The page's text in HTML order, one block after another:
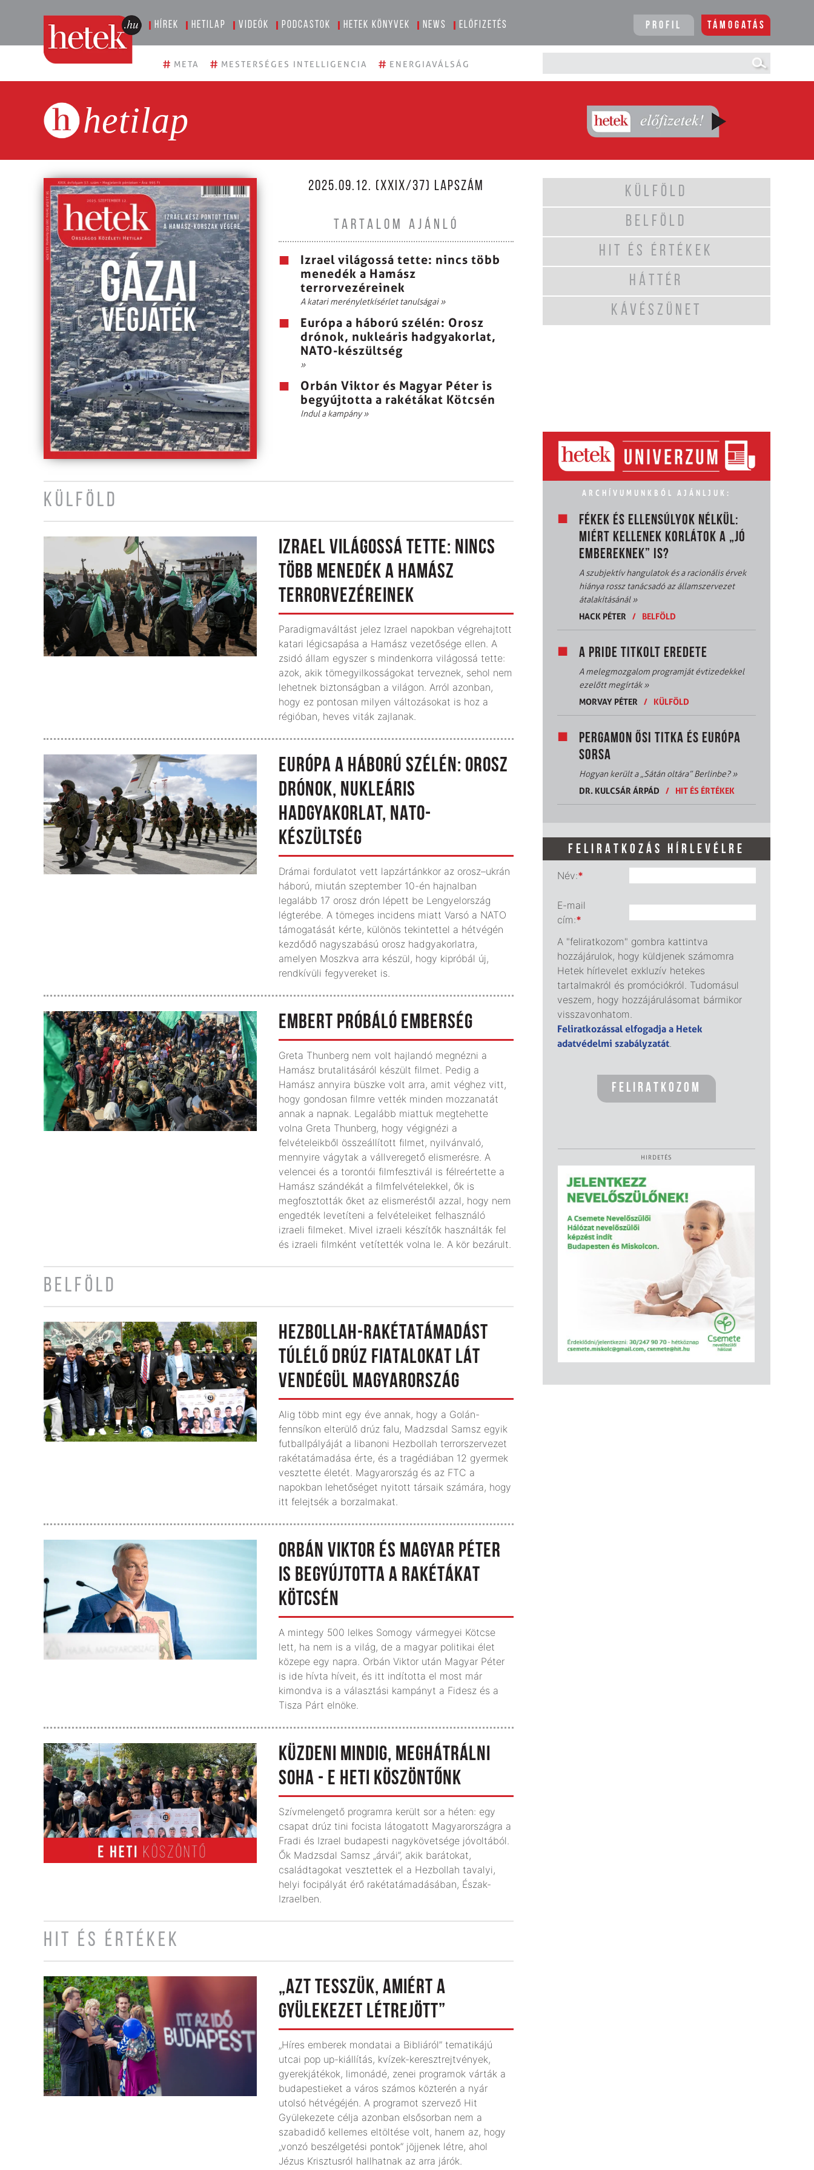
Hírek Hetilap Videók Podcastok Hetek könyvek News Előfizetés Profil Támogatás
# META # MESTERSÉGES INTELLIGENCIA # ENERGIAVÁLSÁG
hetilap
2025.09.12. (XXIX/37) LAPSZÁM
TARTALOM AJÁNLÓ
Izrael világossá tette: nincs több
menedék a Hamász
terrorvezéreinek
A katari merényletkísérlet tanulságai»
Európa a háború szélén: Orosz
drónok, nukleáris hadgyakorlat,
NATO-készültség
»
Orbán Viktor és Magyar Péter is
begyújtotta a rakétákat Kötcsén
Indul a kampány»
KÜLFÖLD
IZRAEL VILÁGOSSÁ TETTE: NINCS
TÖBB MENEDÉK A HAMÁSZ
TERRORVEZÉREINEK
Paradigmaváltást jelez Izrael napokban végrehajtott
katari légicsapása a Hamász vezetősége ellen. A
zsidó állam egyszer s mindenkorra világossá tette:
azok, akik tömegyilkosságokat terveznek, sehol nem
lehetnek biztonságban a világon. Arról azonban,
hogy ez pontosan milyen változásokat is hoz a
régióban, heves viták zajlanak.
EURÓPA A HÁBORÚ SZÉLÉN: OROSZ
DRÓNOK, NUKLEÁRIS
HADGYAKORLAT, NATO-
KÉSZÜLTSÉG
Drámai fordulatot vett lapzártánkkor az orosz–ukrán
háború, miután szeptember 10-én hajnalban
legalább 17 orosz drón lépett be Lengyelország
légterébe. A tömeges incidens miatt Varsó a NATO
támogatását kérte, különös tekintettel a hétvégén
kezdődő nagyszabású orosz hadgyakorlatra,
amelyen Moszkva arra készül, hogy kipróbál új,
rendkívüli fegyvereket is.
EMBERT PRÓBÁLÓ EMBERSÉG
Greta Thunberg nem volt hajlandó megnézni a
Hamász brutalitásáról készült filmet. Pedig a
Hamász annyira büszke volt arra, amit véghez vitt,
hogy gondosan filmre vették minden mozzanatát
annak a napnak. Legalább miattuk megtehette
volna Greta Thunberg, hogy végignézi a
felvételeikből összeállított filmet, nyilvánvaló,
mennyire vágytak a vállveregető elismerésre. A
velencei és a torontói filmfesztivál is félreértette a
Hamász szándékát a filmfelvételekkel, ők is
megfosztották őket az elismeréstől azzal, hogy nem
engedték levetíteni a felvételeiket felhasználó
izraeli filmeket. Mivel izraeli készítők használták fel
és izraeli filmként vetítették volna le. A kör be­zárult.
BELFÖLD
HEZBOLLAH-RAKÉTATÁMADÁST
TÚLÉLŐ DRÚZ FIATALOKAT LÁT
VENDÉGÜL MAGYARORSZÁG
Alig több mint egy éve annak, hogy a Golán-
fennsíkon elterülő drúz falu, Madzsdal Samsz egyik
futballpályáját a libanoni Hezbollah terrorszervezet
rakétatámadása érte, és a tragédiában 12 gyermek
vesztette életét. Magyarország és az FTC a
napokban lehetőséget nyitott társaik számára, hogy
itt felejtsék a borzalmakat.
ORBÁN VIKTOR ÉS MAGYAR PÉTER
IS BEGYÚJTOTTA A RAKÉTÁKAT
KÖTCSÉN
A mintegy 500 lelkes Somogy vármegyei Kötcse
lett, ha nem is a világ, de a magyar politikai élet
közepe egy napra. Orbán Viktor után Magyar Péter
is ide hívta híveit, és itt indította el most már
kimondva is a választási kampányt a Fidesz és a
Tisza Párt elnöke.
KÜZDENI MINDIG, MEGHÁTRÁLNI
SOHA - E HETI KÖSZÖNTŐNK
Szívmelengető programra került sor a héten: egy
csapat drúz tini focista látogatott Magyarországra a
Fradi és Izrael budapesti nagykövetsége jóvoltából.
Ők Madzs­dal Samsz „árvái”, akik barátokat,
családtagokat vesztettek el a Hezbollah tavalyi,
helyi focipályát érő rakétatámadásában, Észak-
Izraelben.
HIT ÉS ÉRTÉKEK
„AZT TESSZÜK, AMIÉRT A
GYÜLEKEZET LÉTREJÖTT”
„Híres emberek mondatai a Bibliáról” tematikájú
utcai pop up-kiállítás, kvízek-keresztrejtvények,
gyerekjátékok, limonádé, zenei programok várták a
budapestieket a város számos közterén a nyár
utolsó hétvégéjén. A programot szervező Hit
Gyülekezete célja azonban elsősorban nem a
szabadidő kellemes eltöltése volt, hanem az, hogy
„vonzó beszélgetési pontok” jöjjenek létre, ahol
Jézus Krisztusról hallhatnak az arra járók.
KÜLFÖLD
BELFÖLD
HIT ÉS ÉRTÉKEK
HÁTTÉR
KÁVÉSZÜNET
ARCHÍVUMUNKBÓL AJÁNLJUK:
FÉKEK ÉS ELLENSÚLYOK NÉLKÜL:
MIÉRT KELLENEK KORLÁTOK A „JÓ
EMBEREKNEK” IS?
A szubjektív hangulatok és a racionális érvek
hiánya rossz tanácsadó az államszervezet
átalakításánál»
HACK PÉTER
/ BELFÖLD
A PRIDE TITKOLT EREDETE
A melegmozgalom programját évtizedekkel
ezelőtt megírták»
MORVAY PÉTER
/ KÜLFÖLD
PERGAMON ŐSI TITKA ÉS EURÓPA
SORSA
Hogyan került a „Sátán oltára” Berlinbe?»
DR. KULCSÁR ÁRPÁD
/ HIT ÉS ÉRTÉKEK
FELIRATKOZÁS HÍRLEVÉLRE
Név:*
E-mail
cím:*
A "feliratkozom" gombra kattintva
hozzájárulok, hogy küldjenek számomra
Hetek hírlevelet exkluzív hetekes
tartalmakról és promóciókról. Tudomásul
veszem, hogy hozzájárulásomat bármikor
visszavonhatom.
Feliratkozással elfogadja a Hetek
adatvédelmi szabályzatát.
HIRDETÉS